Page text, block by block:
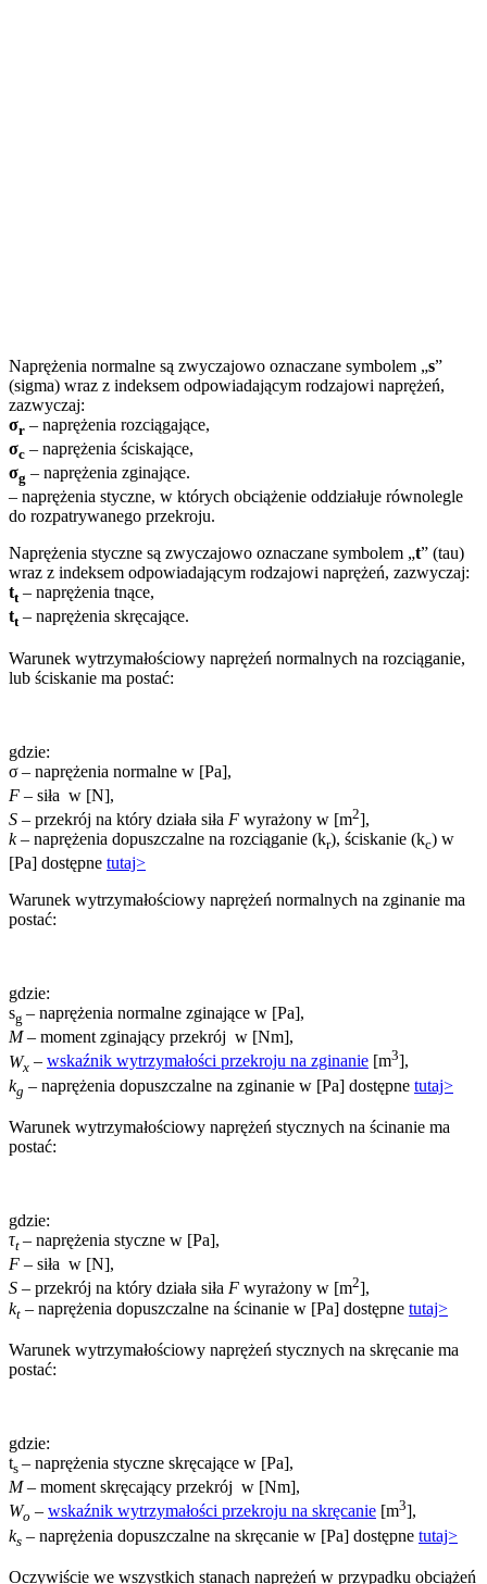
Naprężenia normalne są zwyczajowo oznaczane symbolem „s”
(sigma) wraz z indeksem odpowiadającym rodzajowi naprężeń,
zazwyczaj:
σr ­– naprężenia rozciągające,
σc ­– naprężenia ściskające,
σg – naprężenia zginające.
– naprężenia styczne, w których obciążenie oddziałuje równolegle
do rozpatrywanego przekroju.
Naprężenia styczne są zwyczajowo oznaczane symbolem „t” (tau)
wraz z indeksem odpowiadającym rodzajowi naprężeń, zazwyczaj:
tt – naprężenia tnące,
tt – naprężenia skręcające.
Warunek wytrzymałościowy naprężeń normalnych na rozciąganie,
lub ściskanie ma postać:
gdzie:
σ– naprężenia normalne w [Pa],
F – siła w [N],
S – przekrój na który działa siła F wyrażony w [m2],
k– naprężenia dopuszczalne na rozciąganie (kr), ściskanie (kc) w
[Pa] dostępne tutaj>
Warunek wytrzymałościowy naprężeń normalnych na zginanie ma
postać:
gdzie:
sg – naprężenia normalne zginające w [Pa],
M– moment zginający przekrój w [Nm],
Wx – wskaźnik wytrzymałości przekroju na zginanie [m3],
kg – naprężenia dopuszczalne na zginanie w [Pa] dostępne tutaj>
Warunek wytrzymałościowy naprężeń stycznych na ścinanie ma
postać:
gdzie:
τt – naprężenia styczne w [Pa],
F – siła w [N],
S – przekrój na który działa siła F wyrażony w [m2],
kt – naprężenia dopuszczalne na ścinanie w [Pa] dostępne tutaj>
Warunek wytrzymałościowy naprężeń stycznych na skręcanie ma
postać:
gdzie:
ts – naprężenia styczne skręcające w [Pa],
M– moment skręcający przekrój w [Nm],
Wo – wskaźnik wytrzymałości przekroju na skręcanie [m3],
ks – naprężenia dopuszczalne na skręcanie w [Pa] dostępne tutaj>
Oczywiście we wszystkich stanach naprężeń w przypadku obciążeń